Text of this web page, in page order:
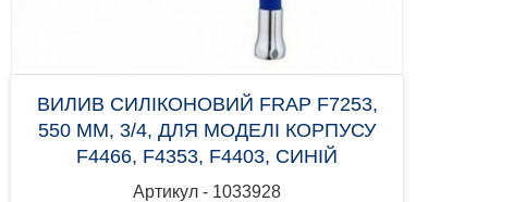
ВИЛИВ СИЛІКОНОВИЙ FRAP F7253,
550 ММ, 3/4, ДЛЯ МОДЕЛІ КОРПУСУ
F4466, F4353, F4403, СИНІЙ
Артикул - 1033928